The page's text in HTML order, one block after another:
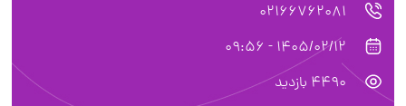
02166762081
1405/02/12 - 09:56
4490 بازدید